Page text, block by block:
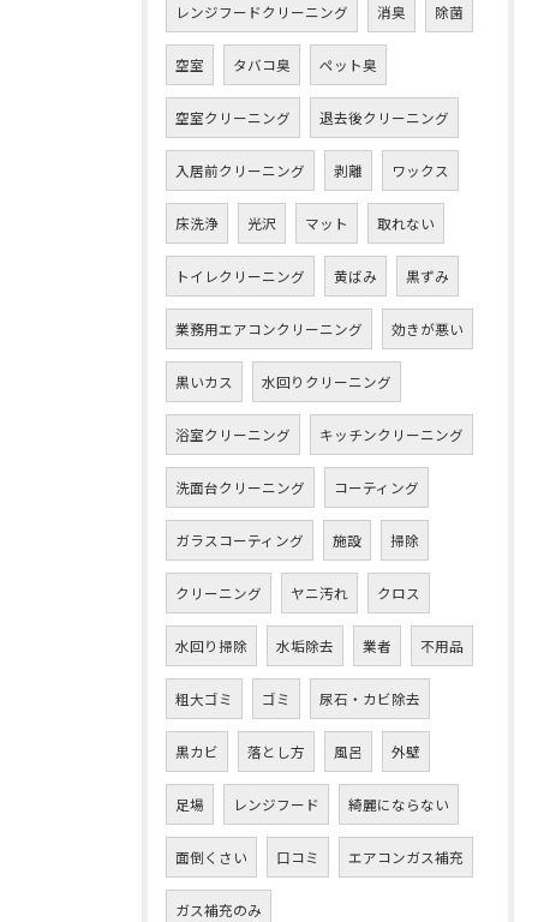
レンジフードクリーニング 消臭 除菌
空室 タバコ臭 ペット臭
空室クリーニング 退去後クリーニング
入居前クリーニング 剥離 ワックス
床洗浄 光沢 マット 取れない
トイレクリーニング 黄ばみ 黒ずみ
業務用エアコンクリーニング 効きが悪い
黒いカス 水回りクリーニング
浴室クリーニング キッチンクリーニング
洗面台クリーニング コーティング
ガラスコーティング 施設 掃除
クリーニング ヤニ汚れ クロス
水回り掃除 水垢除去 業者 不用品
粗大ゴミ ゴミ 尿石・カビ除去
黒カビ 落とし方 風呂 外壁
足場 レンジフード 綺麗にならない
面倒くさい 口コミ エアコンガス補充
ガス補充のみ